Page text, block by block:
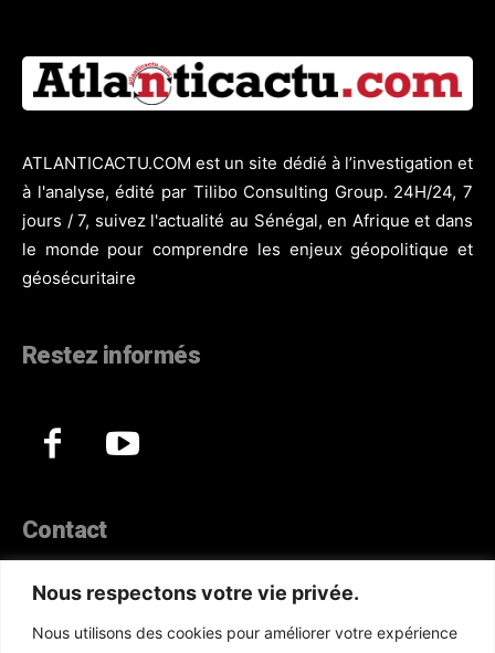
Nous respectons votre vie privée.
Nous utilisons des cookies pour améliorer votre expérience
ATLANTICACTU.COM est un site dédié à l’investigation et
à l'analyse, édité par Tilibo Consulting Group. 24H/24, 7
jours / 7, suivez l'actualité au Sénégal, en Afrique et dans
le monde pour comprendre les enjeux géopolitique et
géosécuritaire
Restez informés
Contact
Téléphone :(+221) 70 330 86 87‬
WhatsApp : (+33) 6 52 17 85 46